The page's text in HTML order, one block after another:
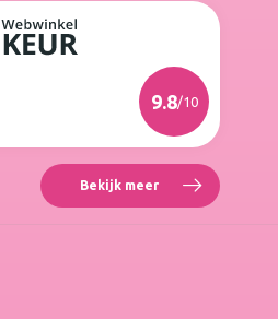
9.8/10
Bekijk meer Reviews
Roxenne